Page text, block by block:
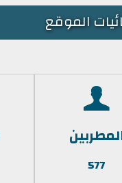
الموقع
577